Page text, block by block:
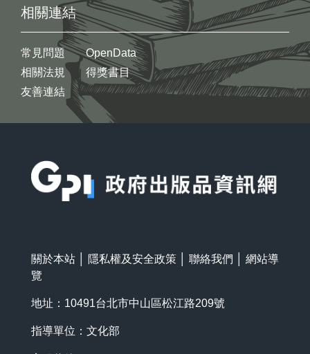
相關連結
常見問題
相關法規
友善連結
OpenData
得獎書目
關於本站 隱私權及安全政策 聯絡我們
網站導
覽
地址：10491台北市中山區松江路209號
指導單位：文化部